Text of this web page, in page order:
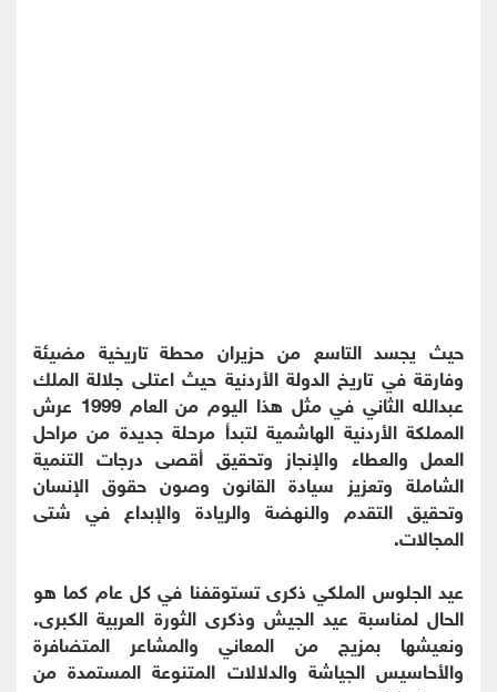
حيث يجسد التاسع من حزيران محطة تاريخية مضيئة
وفارقة في تاريخ الدولة الأردنية حيث اعتلى جلالة الملك
عبدالله الثاني في مثل هذا اليوم من العام 1999 عرش
المملكة الأردنية الهاشمية لتبدأ مرحلة جديدة من مراحل
العمل والعطاء والإنجاز وتحقيق أقصى درجات التنمية
الشاملة وتعزيز سيادة القانون وصون حقوق الإنسان
وتحقيق التقدم والنهضة والريادة والإبداع في شتى
المجالات.
عيد الجلوس الملكي ذكرى تستوقفنا في كل عام كما هو
الحال لمناسبة عيد الجيش وذكرى الثورة العربية الكبرى.
ونعيشها بمزيج من المعاني والمشاعر المتضافرة
والأحاسيس الجياشة والدلالات المتنوعة المستمدة من